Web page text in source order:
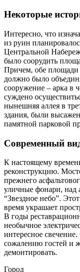
Некоторые
Интересно, что
из руин
Центральной
было соорудить
Причем, обе площади
должно было
сооружение – арка в
суждено
нынешняя аллея в
здания, были
памятной парковой
Современный
К настоящему
реконструкцию.
прежнего
уличные фонари, над
“Звездное небо”.
время украшает
В годы
необычное
интересное
сожалению гостей и
демонтировать.
Город